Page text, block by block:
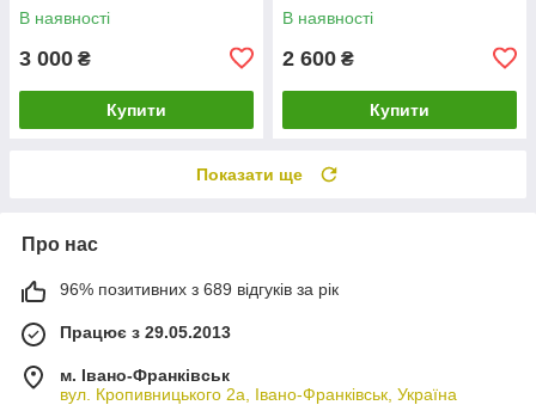
В наявності
3 000 ₴
Купити
В наявності
2 600 ₴
Купити
Показати ще
Про нас
96% позитивних з 689 відгуків за рік
Працює з 29.05.2013
м. Івано-Франківськ
вул. Кропивницького 2а, Івано-Франківськ, Україна